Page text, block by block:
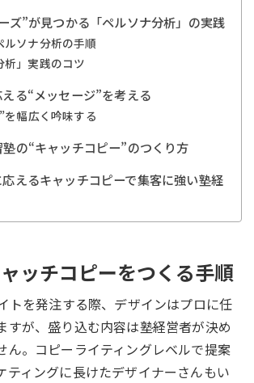
ズ”が見つかる「ペルソナ分析」の実践
ルソナ分析の手順
析」実践のコツ
る“メッセージ”を考える
を幅広く吟味する
の“キャッチコピー”のつくり方
えるキャッチコピーで集客に強い塾経
ッチコピーをつくる手順
トを発注する際、デザインはプロに任
すが、盛り込む内容は塾経営者が決め
ん。コピーライティングレベルで提案
ティングに長けたデザイナーさんもい